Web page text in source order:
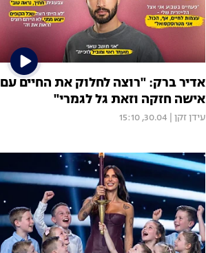
אדיר ברק: "רוצה לחלוק את החיים עם
אישה חזקה וזאת גל לגמרי"
עידן זקן 30.04, 15:10